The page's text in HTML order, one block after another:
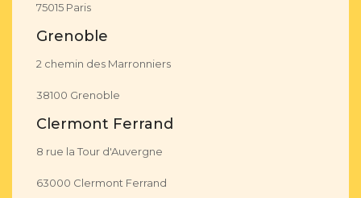
75015 Paris
Grenoble
2 chemin des Marronniers
38100 Grenoble
Clermont Ferrand
8 rue la Tour d'Auvergne
63000 Clermont Ferrand